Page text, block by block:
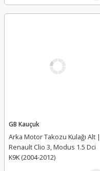
GB Kauçuk
Arka Motor Takozu Kulağı Alt |
Renault Clio 3, Modus 1.5 Dci
K9K (2004-2012)